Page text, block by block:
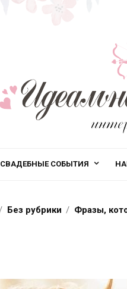
СВАДЕБНЫЕ СОБЫТИЯ
Без рубрики Фразы,